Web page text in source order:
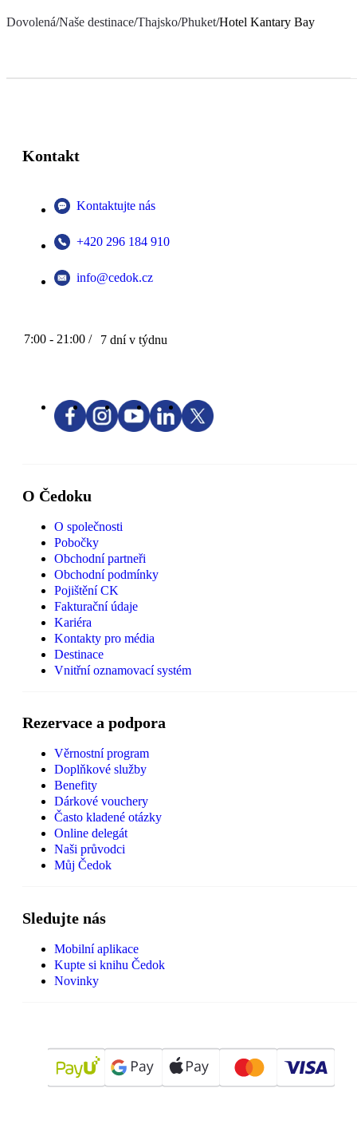
Dovolená/Naše destinace/Thajsko/Phuket/Hotel Kantary Bay
Kontakt
Kontaktujte nás
+420 296 184 910
info@cedok.cz
7:00 - 21:00 / 7 dní v týdnu
O Čedoku
O společnosti
Pobočky
Obchodní partneři
Obchodní podmínky
Pojištění CK
Fakturační údaje
Kariéra
Kontakty pro média
Destinace
Vnitřní oznamovací systém
Rezervace a podpora
Věrnostní program
Doplňkové služby
Benefity
Dárkové vouchery
Často kladené otázky
Online delegát
Naši průvodci
Můj Čedok
Sledujte nás
Mobilní aplikace
Kupte si knihu Čedok
Novinky